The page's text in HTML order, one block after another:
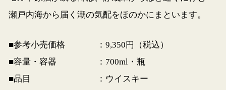
瀬戸内海から届く潮の気配をほのかにまといます。
■参考小売価格
：9,350円（税込）
■容量・容器
：700ml・瓶
■品目
：ウイスキー